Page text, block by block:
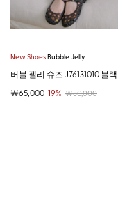
New ShoesBubble Jelly
버블 젤리 슈즈 J76131010 블랙
￦65,000 19% ￦80,000